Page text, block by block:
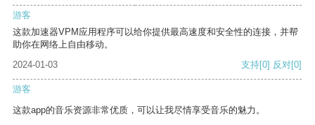
游客
这款加速器VPM应用程序可以给你提供最高速度和安全性的连接，并帮
助你在网络上自由移动。
2024-01-03
支持[0] 反对[0]
游客
这款app的音乐资源非常优质，可以让我尽情享受音乐的魅力。